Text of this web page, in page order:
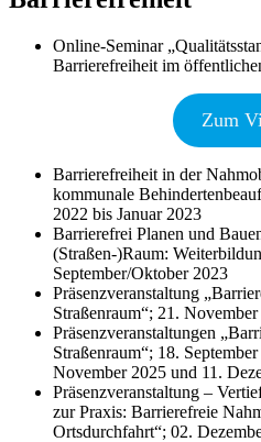
Online-Seminar
Barrierefreiheit im
Zum
Barrierefreiheit in der
kommunale
2022 bis Januar 2023
Barrierefrei Planen und
(Straßen-)Raum:
September/Oktober 2023
Präsenzveranstaltung
Straßenraum“; 21.
Präsenzveranstaltungen
Straßenraum“; 18.
November 2025 und 11.
Präsenzveranstaltung –
zur Praxis: Barrierefreie
Ortsdurchfahrt“; 02.